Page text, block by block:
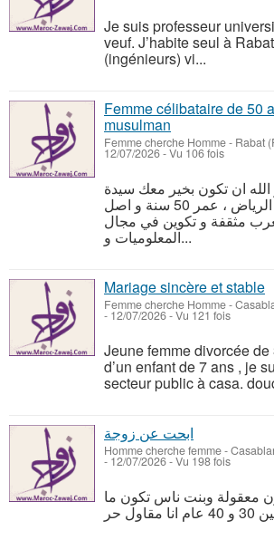
Je suis professeur
veuf. J’habite seul à
(ingénieurs) vi...
Femme célibataire de 50
musulman
Femme cherche Homme- Rabat
12/07/2026 - Vu 106 fois
ان تكون بخير معك سيدة
من الرباط حي الرياض ، عمر 50 سنة و اصل
مثقفة و تكوين في مجال
المعلوميات و...
Mariage sincère et stable
Femme cherche Homme-
- 12/07/2026 - Vu 121 fois
Jeune femme divorcée
d’un enfant de 7 ans , je
secteur public à casa.
ابحت عن زوجة
Homme cherche femme-
- 12/07/2026 - Vu 198 fois
معقولة وبنت ناس تكون ما
عام انا مقاول حر